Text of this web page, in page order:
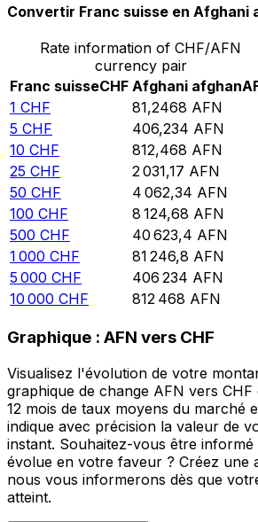
Convertir Franc suisse en Afghani
Rate information of CHF/AFN
currency pair
Franc suisseCHF Afghani afghan
1 CHF 81,2468 AFN
5 CHF 406,234 AFN
10 CHF 812,468 AFN
25 CHF 2 031,17 AFN
50 CHF 4 062,34 AFN
100 CHF 8 124,68 AFN
500 CHF 40 623,4 AFN
1 000 CHF 81 246,8 AFN
5 000 CHF 406 234 AFN
10 000 CHF 812 468 AFN
Graphique : AFN vers CHF
Visualisez l'évolution de votre
graphique de change AFN vers CHF
12 mois de taux moyens du marché
indique avec précision la valeur de
instant. Souhaitez-vous être informé
évolue en votre faveur ? Créez une
nous vous informerons dès que
atteint.